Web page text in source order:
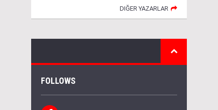
DIĞER YAZARLAR
FOLLOWS